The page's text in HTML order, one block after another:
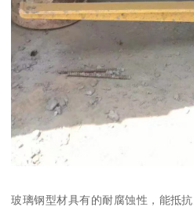
玻璃钢型材具有的耐腐蚀性，能抵